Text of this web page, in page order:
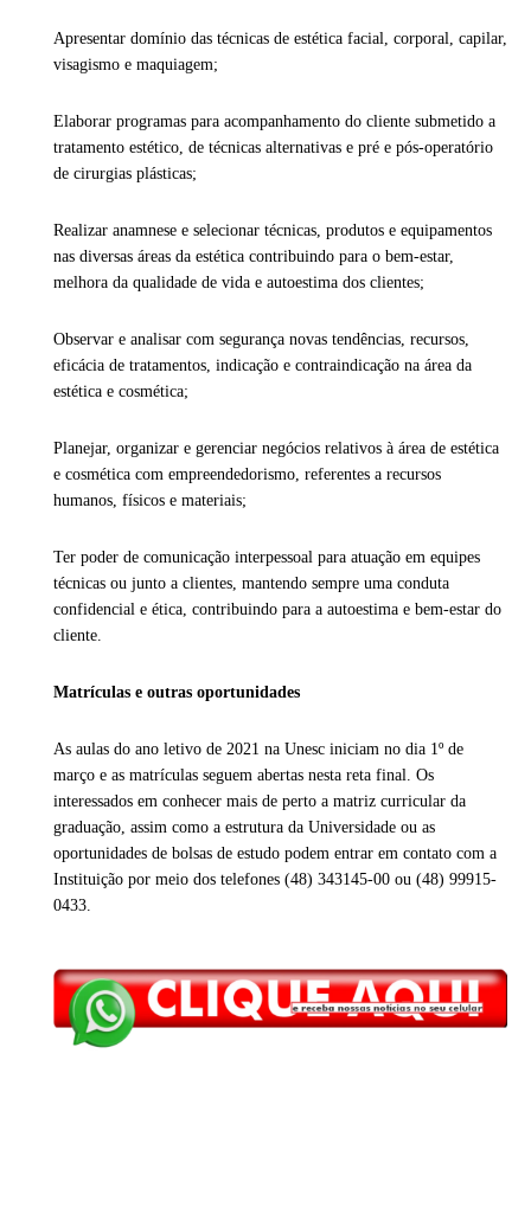
Apresentar domínio das técnicas de estética facial, corporal, capilar,
visagismo e maquiagem;
Elaborar programas para acompanhamento do cliente submetido a
tratamento estético, de técnicas alternativas e pré e pós-operatório
de cirurgias plásticas;
Realizar anamnese e selecionar técnicas, produtos e equipamentos
nas diversas áreas da estética contribuindo para o bem-estar,
melhora da qualidade de vida e autoestima dos clientes;
Observar e analisar com segurança novas tendências, recursos,
eficácia de tratamentos, indicação e contraindicação na área da
estética e cosmética;
Planejar, organizar e gerenciar negócios relativos à área de estética
e cosmética com empreendedorismo, referentes a recursos
humanos, físicos e materiais;
Ter poder de comunicação interpessoal para atuação em equipes
técnicas ou junto a clientes, mantendo sempre uma conduta
confidencial e ética, contribuindo para a autoestima e bem-estar do
cliente.
Matrículas e outras oportunidades
As aulas do ano letivo de 2021 na Unesc iniciam no dia 1º de
março e as matrículas seguem abertas nesta reta final. Os
interessados em conhecer mais de perto a matriz curricular da
graduação, assim como a estrutura da Universidade ou as
oportunidades de bolsas de estudo podem entrar em contato com a
Instituição por meio dos telefones (48) 343145-00 ou (48) 99915-
0433.